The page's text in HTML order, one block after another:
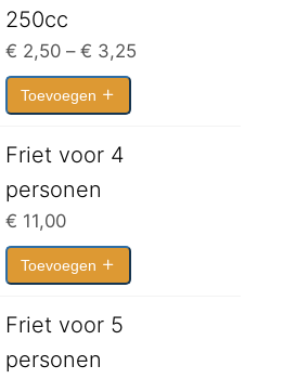
250cc
€ 2,50 – € 3,25Prijsklasse:
Toevoegen
Friet voor 4
personen
€ 11,00
Toevoegen
Friet voor 5
personen